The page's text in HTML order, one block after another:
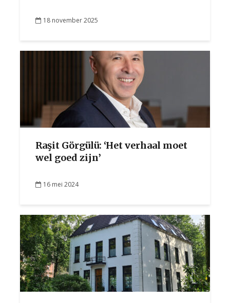
18 november 2025
Raşit Görgülü: ‘Het verhaal moet
wel goed zijn’
16 mei 2024